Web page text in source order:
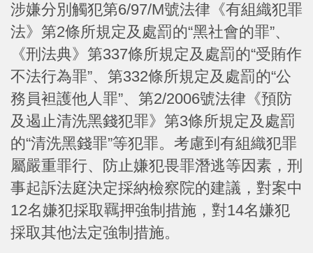
涉嫌分別觸犯第6/97/M號法律《有組織犯罪
法》第2條所規定及處罰的“黑社會的罪”、
《刑法典》第337條所規定及處罰的“受賄作
不法行為罪”、第332條所規定及處罰的“公
務員袒護他人罪”、第2/2006號法律《預防
及遏止清洗黑錢犯罪》第3條所規定及處罰
的“清洗黑錢罪”等犯罪。考慮到有組織犯罪
屬嚴重罪行、防止嫌犯畏罪潛逃等因素，刑
事起訴法庭決定採納檢察院的建議，對案中
12名嫌犯採取羈押強制措施，對14名嫌犯
採取其他法定強制措施。